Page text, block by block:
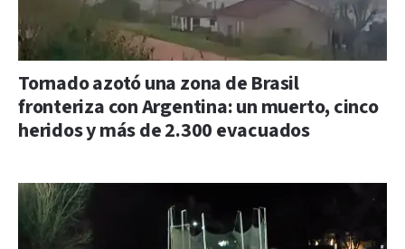
Tornado azotó una zona de Brasil
fronteriza con Argentina: un muerto, cinco
heridos y más de 2.300 evacuados